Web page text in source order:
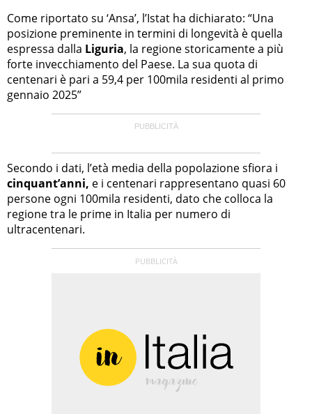
Come riportato su ‘Ansa’, l’Istat ha dichiarato: “Una
posizione preminente in termini di longevità è quella
espressa dalla Liguria, la regione storicamente a più
forte invecchiamento del Paese. La sua quota di
centenari è pari a 59,4 per 100mila residenti al primo
gennaio 2025”
Secondo i dati, l’età media della popolazione sfiora i
cinquant’anni, e i centenari rappresentano quasi 60
persone ogni 100mila residenti, dato che colloca la
regione tra le prime in Italia per numero di
ultracentenari.